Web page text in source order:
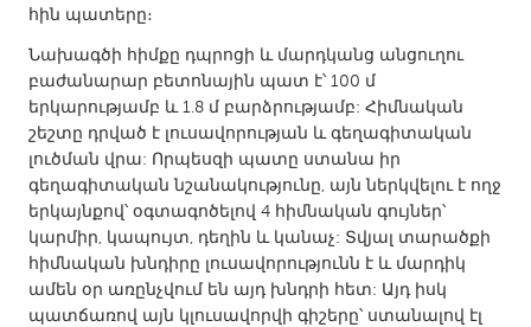
Leiden
Utrecht
QATAR
Qatar
SINGAPORE
Singapore
հին պատերը։
Նախագծի հիմքը դպրոցի և մարդկանց անցուղու
բաժանարար բետոնային պատ է՝ 100 մ
երկարությամբ և 1.8 մ բարձրությամբ: Հիմնական
շեշտը դրված է լուսավորության և գեղագիտական
լուծման վրա: Որպեսզի պատը ստանա իր
գեղագիտական նշանակությունը, այն ներկվելու է ողջ
երկայնքով՝ օգտագոծելով 4 հիմնական գույներ՝
կարմիր, կապույտ, դեղին և կանաչ: Տվյալ տարածքի
հիմնական խնդիրը լուսավորությունն է և մարդիկ
ամեն օր առընչվում են այդ խնդրի հետ: Այդ իսկ
պատճառով այն կլուսավորվի գիշերը՝ ստանալով էլ